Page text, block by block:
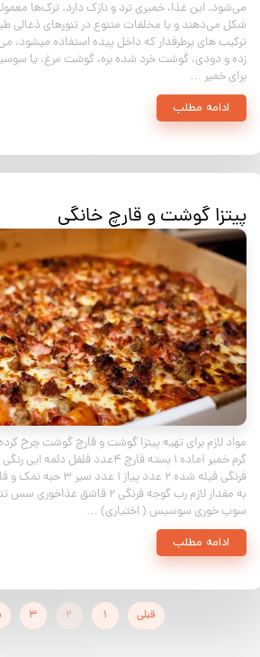
می‌شود. این غذا، خمیری ترد و نازک دارد. ترک‌ها
شکل می‌دهند و با مخلفات متنوع در تنورهای ذغالی
ترکیب های پرطرفدار که داخل پیده استفاده میشود،
زده و دودی، گوشت خرد شده بره، گوشت مرغ، یا
برای خمیر …
ادامه مطلب
پیتزا گوشت و قارچ خانگی
گرم خمیر آماده ۱ بسته قارچ ۴عدد فلفل
فرنگی فیله شده ۲ عدد
سوپ خوری سوسیس ( اختیاری) …
ادامه مطلب
قبلی ۱ ۲ ۳